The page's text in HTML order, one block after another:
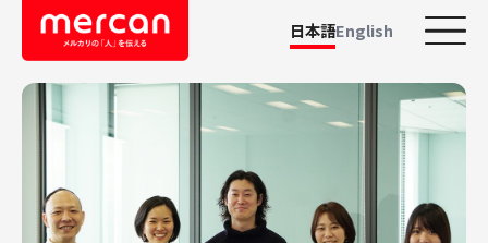
日本語English
鹿島アントラーズ